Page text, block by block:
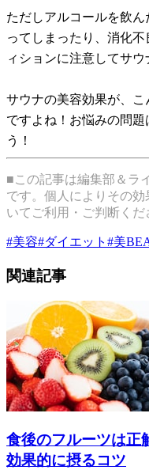
ただしアルコールを飲
ってしまったり、消化
ィションに注意してサウ
サウナの美容効果が、
ですよね！お悩みの問
う！
■この記事は編集部＆ラ
です。個人によりその
いてご利用・ご判断くだ
#美容#ダイエット #美
関連記事
食後のフルーツは正
効果的に摂るコツ